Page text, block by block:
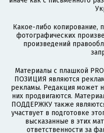
Какое-либо копирование,
фотографических
произведений
Материалы с плашкой
ПОЗИЦИЯ являются
рекламы. Редакция может
них продвигаются.
ПОДДЕРЖКУ также
участвует в подготовке
высказанные в этих
ответственности за